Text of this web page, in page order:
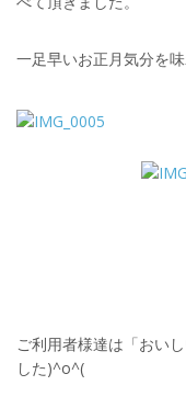
一足早いお正月気分を味
ご利用者様達は「おい
した)^o^(